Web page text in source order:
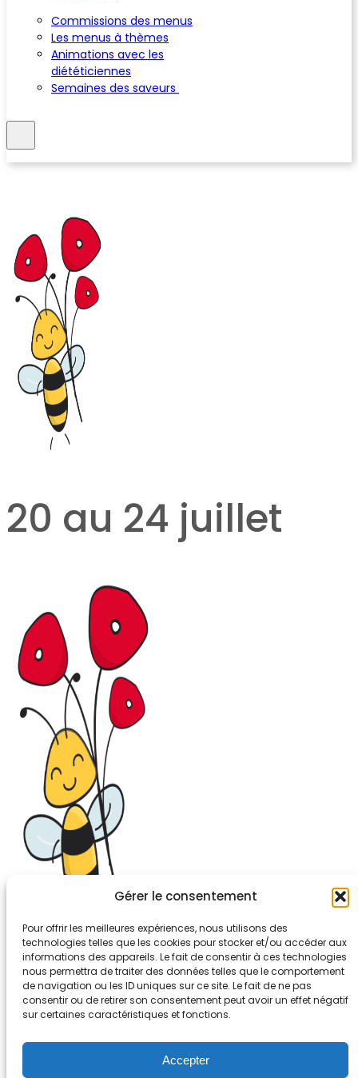
Gérer le consentement
Pour offrir les meilleures expériences, nous utilisons des
technologies telles que les cookies pour stocker et/ou accéder aux
informations des appareils. Le fait de consentir à ces technologies
nous permettra de traiter des données telles que le comportement
de navigation ou les ID uniques sur ce site. Le fait de ne pas
consentir ou de retirer son consentement peut avoir un effet négatif
sur certaines caractéristiques et fonctions.
Accepter
Commissions des menus
Les menus à thèmes
Animations avec les
diététiciennes
Semaines des saveurs
20 au 24 juillet
26-30, rue de Bellevue
92700 COLOMBES
Tél. 01.56.83.88.30
Mentions légales